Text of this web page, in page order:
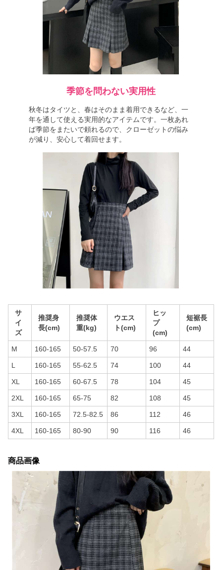
季節を問わない実用性
秋冬はタイツと、春はそのまま着用できるなど、一
年を通して使える実用的なアイテムです。一枚あれ
ば季節をまたいで頼れるので、クローゼットの悩み
が減り、安心して着回せます。
サ
イ
ズ
推奨身
長(cm)
推奨体
重(kg)
ウエス
ト(cm)
ヒッ
プ
(cm)
短裾長
(cm)
M 160-165 50-57.5 70 96 44
L 160-165 55-62.5 74 100 44
XL 160-165 60-67.5 78 104 45
2XL 160-165 65-75 82 108 45
3XL 160-165 72.5-82.5 86 112 46
4XL 160-165 80-90 90 116 46
商品画像